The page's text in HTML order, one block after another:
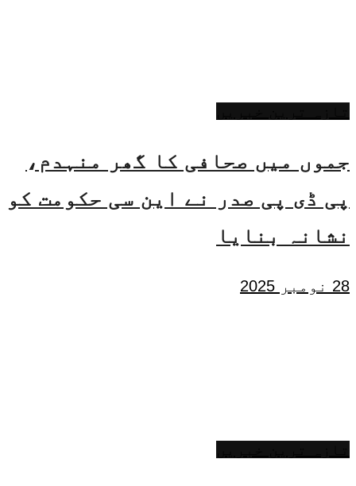
جموں میں صحافی کا گھر منہدم،
پی ڈی پی صدر نے این سی حکومت کو
نشانہ بنایا
28 نومبر 2025